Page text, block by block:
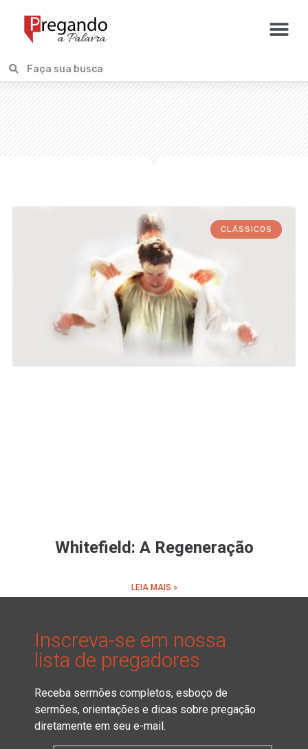
CLÁSSICOS
Whitefield: A Regeneração
LEIA MAIS »
Inscreva-se em nossa
lista de pregadores
Receba sermões completos, esboço de
sermões, orientações e dicas sobre pregação
diretamente em seu e-mail.